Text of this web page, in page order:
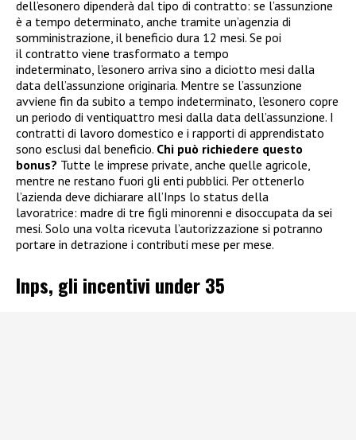
dell’esonero dipenderà dal tipo di contratto: se l’assunzione
è a tempo determinato, anche tramite un’agenzia di
somministrazione, il beneficio dura 12 mesi. Se poi
il contratto viene trasformato a tempo
indeterminato, l’esonero arriva sino a diciotto mesi dalla
data dell’assunzione originaria. Mentre se l’assunzione
avviene fin da subito a tempo indeterminato, l’esonero copre
un periodo di ventiquattro mesi dalla data dell’assunzione. I
contratti di lavoro domestico e i rapporti di apprendistato
sono esclusi dal beneficio. Chi può richiedere questo
bonus? Tutte le imprese private, anche quelle agricole,
mentre ne restano fuori gli enti pubblici. Per ottenerlo
l’azienda deve dichiarare all’Inps lo status della
lavoratrice: madre di tre figli minorenni e disoccupata da sei
mesi. Solo una volta ricevuta l’autorizzazione si potranno
portare in detrazione i contributi mese per mese.
Inps, gli incentivi under 35